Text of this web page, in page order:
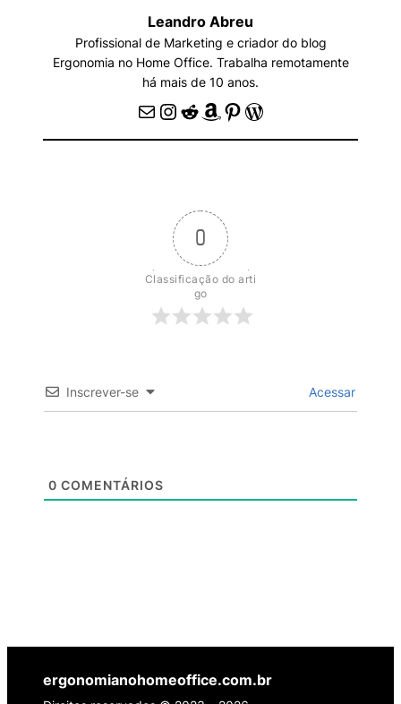
Leandro Abreu
Profissional de Marketing e criador do blog
Ergonomia no Home Office. Trabalha remotamente
há mais de 10 anos.
E-mail Instagram Reddit Amazon Pinterest WordPress
0
Classificação do arti
go
Inscrever-se Acessar
0 COMENTÁRIOS
ergonomianohomeoffice.com.br